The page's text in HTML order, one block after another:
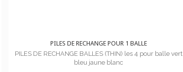
PILES DE RECHANGE POUR 1 BALLE
PILES DE RECHANGE BALLES (THIN) les 4 pour balle vert
bleu jaune blanc